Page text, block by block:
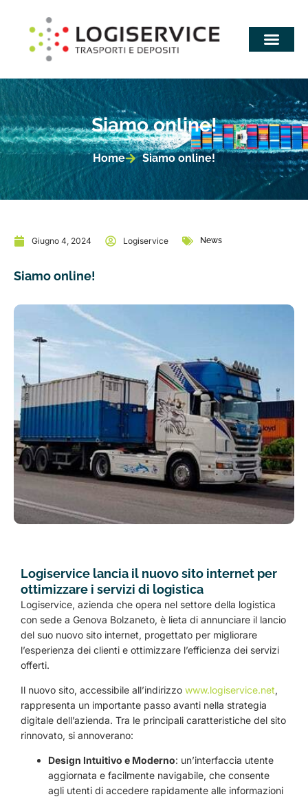
Siamo online!
Home Siamo online!
Giugno 4, 2024 Logiservice News
Siamo online!
Logiservice lancia il nuovo sito internet per
ottimizzare i servizi di logistica
Logiservice, azienda che opera nel settore della logistica
con sede a Genova Bolzaneto, è lieta di annunciare il lancio
del suo nuovo sito internet, progettato per migliorare
l’esperienza dei clienti e ottimizzare l’efficienza dei servizi
offerti.
Il nuovo sito, accessibile all’indirizzo www.logiservice.net,
rappresenta un importante passo avanti nella strategia
digitale dell’azienda. Tra le principali caratteristiche del sito
rinnovato, si annoverano:
Design Intuitivo e Moderno: un’interfaccia utente
aggiornata e facilmente navigabile, che consente
agli utenti di accedere rapidamente alle informazioni